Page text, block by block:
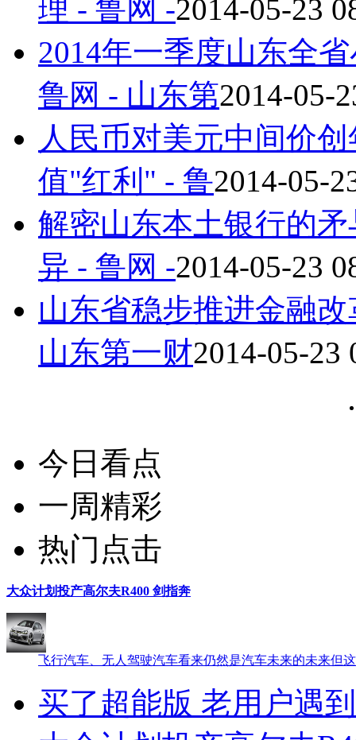
理 - 鲁网 -2014-05-23
2014年一季度山东全
鲁网 - 山东第2014-05-
人民币对美元中间价
值"红利" - 鲁2014-05-
解密山东本土银行的
异 - 鲁网 -2014-05-23
山东省稳步推进金融
山东第一财2014-05-23
今日看点
一周精彩
热门点击
大众计划投产高尔夫R400 剑指奔
飞行汽车、无人驾驶汽车看来仍然是汽车未来的未来
买了超能版 老用户遇